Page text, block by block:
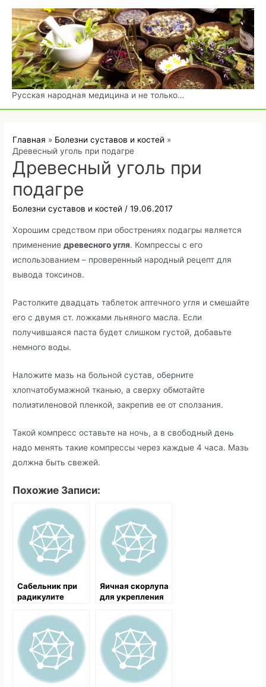
Перейти
содержимому
Русская народная медицина и не только…
Главная
Болезни суставов и костей
Древесный уголь при подагре
Древесный уголь при
подагре
Болезни суставов и костей /19.06.2017
Хорошим средством при обострениях подагры является
применениедревесного угля. Компрессы с его
использованием – проверенный народный рецепт для
вывода токсинов.
Растолките двадцать таблеток аптечного угля и смешайте
его с двумя ст. ложками льняного масла. Если
получившаяся паста будет слишком густой, добавьте
немного воды.
Наложите мазь на больной сустав, оберните
хлопчатобумажной тканью, а сверху обмотайте
полиэтиленовой пленкой, закрепив ее от сползания.
Такой компресс оставьте на ночь, а в свободный день
надо менять такие компрессы через каждые 4 часа. Мазь
должна быть свежей.
Похожие Записи:
Cабельник при
радикулите
Яичная скорлупа
для укрепления